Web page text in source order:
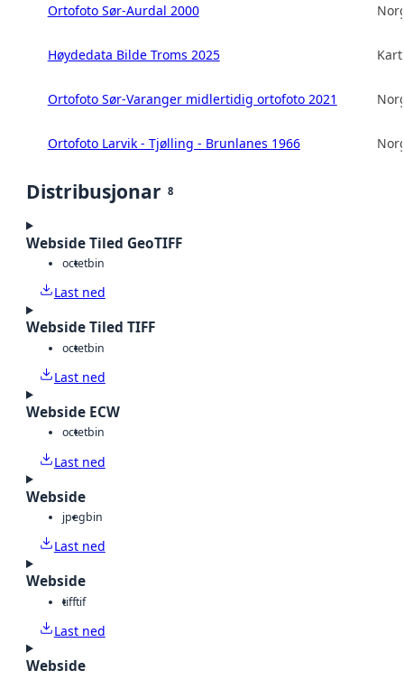
Ortofoto Sør-Aurdal 2000
Høydedata Bilde Troms 2025
Ortofoto Sør-Varanger midlertidig ortofoto 2021
Ortofoto Larvik - Tjølling - Brunlanes 1966
Distribusjonar 8
Webside Tiled GeoTIFF
octetbin
Last ned
Webside Tiled TIFF
octetbin
Last ned
Webside ECW
octetbin
Last ned
Webside
jpegbin
Last ned
Webside
tifftif
Last ned
Webside